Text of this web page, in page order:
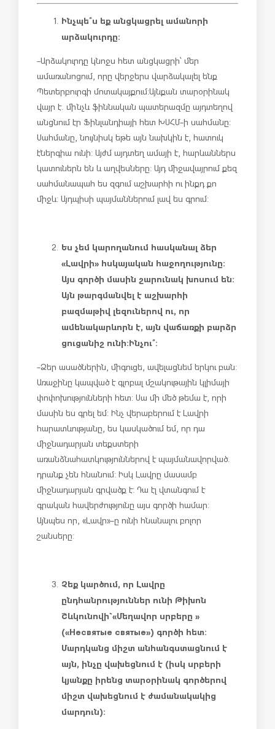
Ինչպե՞ս եք անցկացրել ամանորի
արձակուրդը:
-Արձակուրդը կնոջս հետ անցկացրի՝ մեր
ամառանոցում, որը վերջերս վարձակալել ենք
Պետերբուրգի մոտակայքում:Այնքան տարօրինակ
վայր է. մինչև ֆիննական պատերազմը այդտեղով
անցնում էր Ֆինլանդիայի հետ ԽՍՀՄ-ի սահմանը:
Սահմանը, նույնիսկ եթե այն նախկին է, հատուկ
էներգիա ունի: Այժմ այդտեղ ամայի է, հարևաններս
կատուներն են և աղվեսները: Այդ միջավայրում քեզ
սահմանապահ ես զգում աշխարհի ու ինքդ քո
միջև: Այդպիսի պայմաններում լավ ես գրում:
Ես չեմ կարողանում հասկանալ ձեր
«Լավրի» հսկայական հաջողությունը:
Այս գործի մասին շարունակ խոսում են:
Այն թարգմանվել է աշխարհի
բազմաթիվ լեզուներով ու, որ
ամենակարևորն է, այն վաճառքի բարձր
ցուցանիշ ունի:Ինչու՞:
-Ձեր ասածներին, միգուցե, ավելացնեմ երկու բան:
Առաջինը կապված է գլոբալ մշակութային կլիմայի
փոփոխությունների հետ: Սա մի մեծ թեմա է, որի
մասին ես գրել եմ: Ինչ վերաբերում է Լավրի
հարատևությանը, ես կասկածում եմ, որ դա
միջնադարյան տեքստերի
առանձնահատկություններով է պայմանավորված.
դրանք չեն հնանում: Իսկ Լավրը մասամբ
միջնադարյան գրվածք է: Դա էլ վտանգում է
գրական հավերժությունը այս գործի համար:
Այնպես որ, «Լավր»-ը ունի հնանալու բոլոր
շանսերը:
Չեք կարծում, որ Լավրը
ընդհանրություններ ունի Թիխոն
Շևկունովի`«Մեղավոր սրբերը »
(«Несвятые святые») գործի հետ:
Մարդկանց միշտ անհանգստացնում է
այն, ինչը վախեցնում է (իսկ սրբերի
կյանքը իրենց տարօրինակ գործերով
միշտ վախեցնում է ժամանակակից
մարդուն):